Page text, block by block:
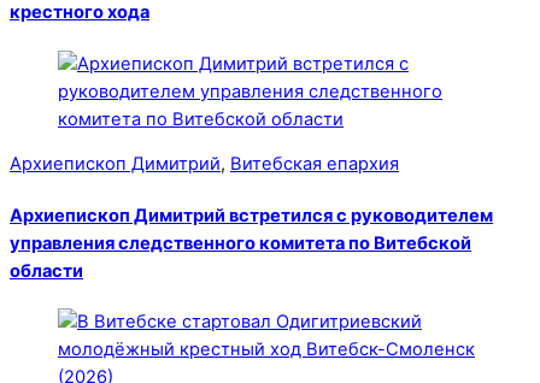
крестного хода
Архиепископ Димитрий, Витебская епархия
Архиепископ Димитрий встретился с руководителем
управления следственного комитета по Витебской
области